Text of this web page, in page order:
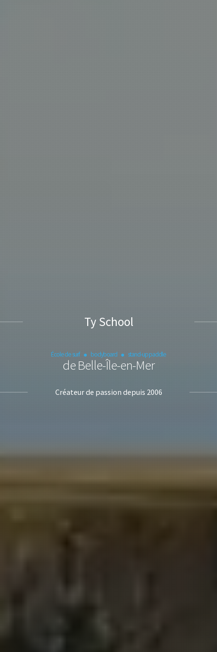
Ty School
École de surf bodyboard stand-up paddle
de Belle-Île-en-Mer
Créateur de passion depuis 2006